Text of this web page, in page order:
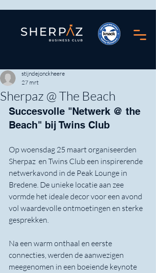
Sherpaz @ The Beach
stijndejonckheere
27 mrt
Succesvolle "Netwerk @ the
Beach" bij Twins Club
Op woensdag 25 maart organiseerden
Sherpaz  en Twins Club een inspirerende
netwerkavond in de Peak Lounge in
Bredene. De unieke locatie aan zee
vormde het ideale decor voor een avond
vol waardevolle ontmoetingen en sterke
gesprekken.
Na een warm onthaal en eerste
connecties, werden de aanwezigen
meegenomen in een boeiende keynote